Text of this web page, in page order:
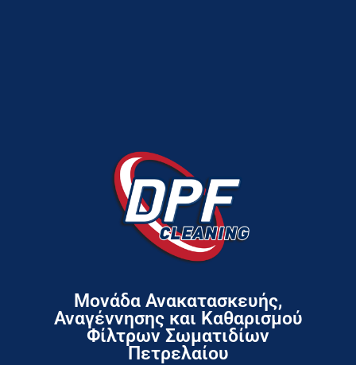
Μονάδα Ανακατασκευής,
Αναγέννησης και Καθαρισμού
Φίλτρων Σωματιδίων
Πετρελαίου